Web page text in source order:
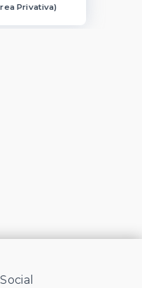
Privativa)
Social